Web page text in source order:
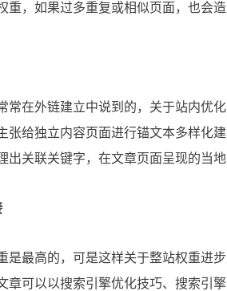
重，如果过多重复或相似页面，也会
外链建立中说到的，关于站内优化
张给独立内容页面进行锚文本多样化
出关联关键字，在文章页面呈现的当
最高的，可是这样关于整站权重进
章可以以搜索引擎优化技巧、搜索引